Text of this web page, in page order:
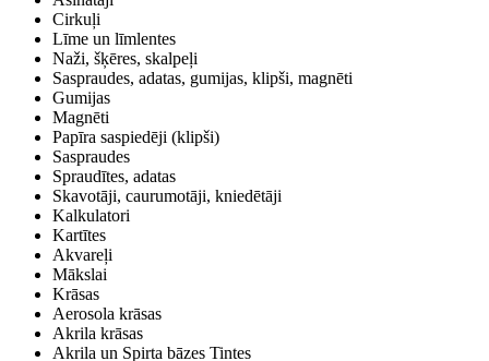
Cirkuļi
Līme un līmlentes
Naži, šķēres, skalpeļi
Saspraudes, adatas, gumijas, klipši, magnēti
Gumijas
Magnēti
Papīra saspiedēji (klipši)
Saspraudes
Spraudītes, adatas
Skavotāji, caurumotāji, kniedētāji
Kalkulatori
Kartītes
Akvareļi
Mākslai
Krāsas
Aerosola krāsas
Akrila krāsas
Akrila un Spirta bāzes Tintes